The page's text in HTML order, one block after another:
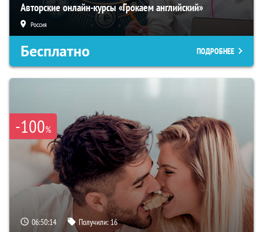
Авторские онлайн-курсы «Грокаем английский»
Россия
Бесплатно ПОДРОБНЕЕ
-100%
06:50:13 Получили:16